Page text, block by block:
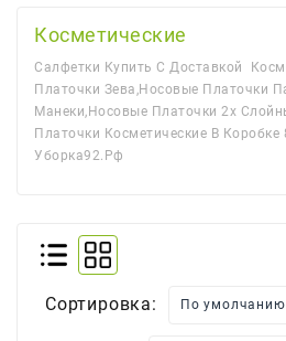
Лица
Тела
Для
Малышей
Чистки
Домашнее
Консервирование
Косметические
Салфетки Купить С Доставкой
Платочки Зева,носовые Платочки
Манеки,носовые Платочки 2х
Платочки Косметические В
Уборка92.рф
Сортировка: